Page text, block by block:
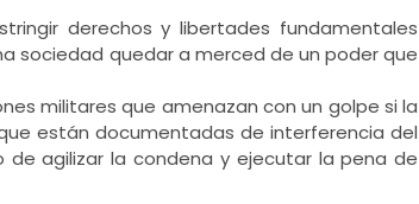
derechos y libertades fundamentales
sociedad quedar a merced de un poder que
militares que amenazan con un golpe si la
están documentadas de interferencia del
de agilizar la condena y ejecutar la pena de